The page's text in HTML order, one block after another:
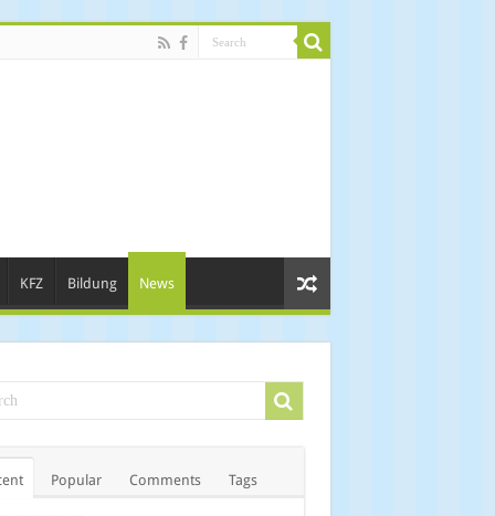
KFZ Bildung News
Popular Comments Tags